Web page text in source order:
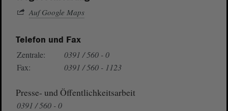
Auf Google Maps
Telefon und Fax
Zentrale:
0391 / 560 - 0
Fax:
0391 / 560 - 1123
Presse- und Öffentlichkeitsarbeit
0391 / 560 - 0